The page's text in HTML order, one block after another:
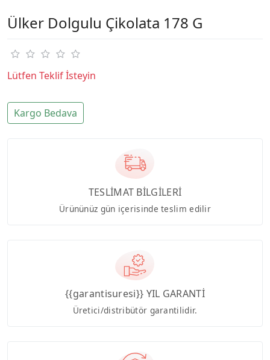
Ülker Dolgulu Çikolata 178 G
Lütfen Teklif İsteyin
Kargo Bedava
TESLİMAT BİLGİLERİ
Ürününüz gün içerisinde teslim edilir
{{garantisuresi}} YIL GARANTİ
Üretici/distribütör garantilidir.